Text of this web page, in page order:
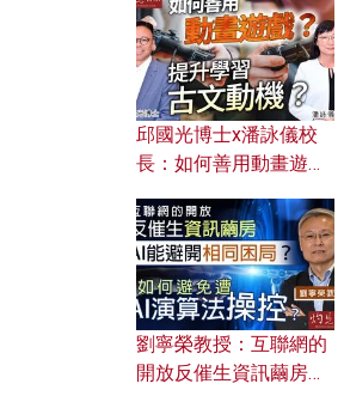
邱國光博士x潘詠儀校
長：如何善用動畫遊戲
劉寧榮教授：互聯網的
開放反催生資訊繭房，